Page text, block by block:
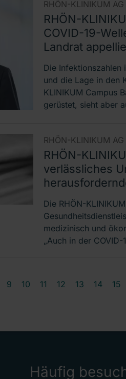
RHÖN-KLINIKUM AG |
RHÖN-
COVID-19-
Landrat
Die Infektionszahlen
und die Lage in den
KLINIKUM Campus
gerüstet, sieht aber
RHÖN-KLINIKUM AG |
RHÖN-
verlässliches
Die RHÖN-
medizinisch und
„Auch in der
9 10 11 12 13 14 15
Häufig